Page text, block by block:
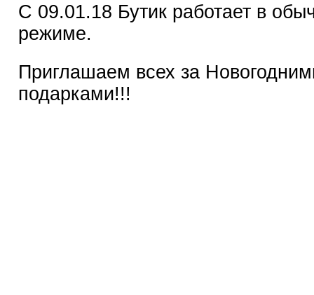
С 09.01.18 Бутик работает в
режиме.
Приглашаем всех за
подарками!!!